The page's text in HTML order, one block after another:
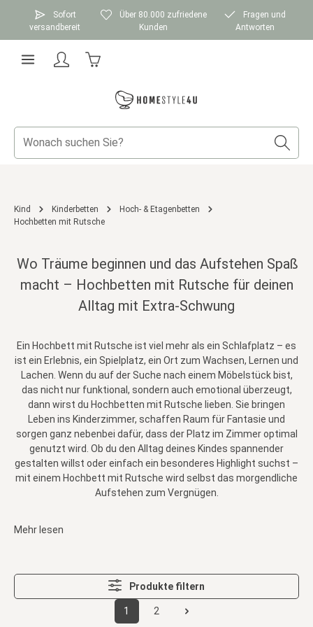
Zum Hauptinhalt springen
Sofort
versandbereit
Über 80.000 zufriedene
Kunden
Fragen und
Antworten
Kind Kinderbetten
Hoch- & Etagenbetten
Hochbetten mit Rutsche
Wo Träume beginnen und das Aufstehen Spaß
macht – Hochbetten mit Rutsche für deinen
Alltag mit Extra-Schwung
Ein Hochbett mit Rutsche ist viel mehr als ein Schlafplatz – es
ist ein Erlebnis, ein Spielplatz, ein Ort zum Wachsen, Lernen und
Lachen. Wenn du auf der Suche nach einem Möbelstück bist,
das nicht nur funktional, sondern auch emotional überzeugt,
dann wirst du Hochbetten mit Rutsche lieben. Sie bringen
Leben ins Kinderzimmer, schaffen Raum für Fantasie und
sorgen ganz nebenbei dafür, dass der Platz im Zimmer optimal
genutzt wird. Ob du den Alltag deines Kindes spannender
gestalten willst oder einfach ein besonderes Highlight suchst –
mit einem Hochbett mit Rutsche wird selbst das morgendliche
Aufstehen zum Vergnügen.
Mehr lesen
Produkte filtern
Seite
1
Seite
2